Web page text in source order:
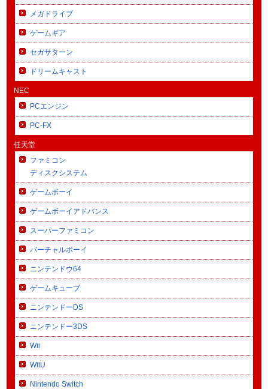
メガドライブ
ゲームギア
セガサターン
ドリームキャスト
NEC
PCエンジン
PC-FX
任天堂
ファミコン
ディスクシステム
ゲームボーイ
ゲームボーイアドバンス
スーパーファミコン
バーチャルボーイ
ニンテンドウ64
ゲームキューブ
ニンテンドーDS
ニンテンドー3DS
Wii
WiiU
Nintendo Switch